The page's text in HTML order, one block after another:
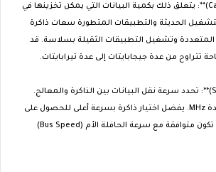
1. **سعة الذاكرة (Capacity)**: يتعلق ذلك بكمية البيانات التي يمكن تخزينها في
الحديثة والتطبيقات المتطورة سعات ذاكرة
المتعددة وتشغيل التطبيقات الثقيلة بسلاسة. قد
تتراوح من عدة جيجابايتات إلى عدة تيرابايتات.
2. **سرعة الذاكرة (Speed)**: تحدد سرعة نقل البيانات بين الذاكرة والمعالج.
تُقاس سرعة الذاكرة بوحدة MHz. يفضل اختيار ذاكرة بسرعة أعلى للحصول على
أداء أفضل، ولكن يجب أن تكون متوافقة مع سرعة الحافلة الأم (Bus Speed)